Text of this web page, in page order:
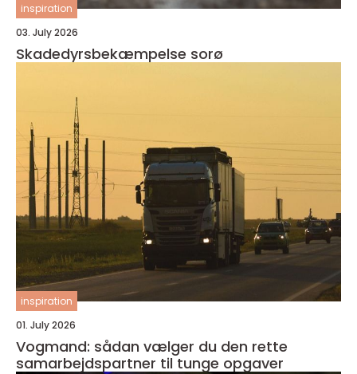
inspiration
03. July 2026
Skadedyrsbekæmpelse sorø
inspiration
01. July 2026
Vogmand: sådan vælger du den rette
samarbejdspartner til tunge opgaver